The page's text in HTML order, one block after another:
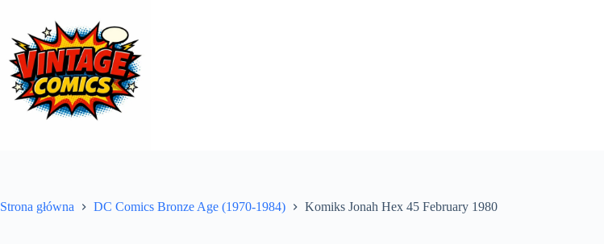
treści
Strona główna DC Comics Bronze Age (1970-1984) Komiks Jonah Hex 45 February 1980